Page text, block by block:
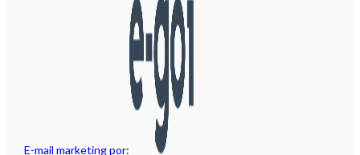
E-mail marketing por: